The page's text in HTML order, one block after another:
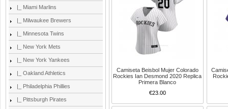
|_ Miami Marlins
|_ Milwaukee Brewers
|_ Minnesota Twins
|_ New York Mets
|_ New York Yankees
|_ Oakland Athletics
|_ Philadelphia Phillies
|_ Pittsburgh Pirates
Camiseta Beisbol Mujer Colorado
Rockies Ian Desmond 2020 Replica
Primera Blanco
€23.00